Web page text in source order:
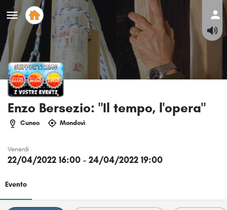
Enzo Bersezio: "Il tempo, l'opera"
Cuneo Mondovì
Venerdi
22/04/2022 16:00 - 24/04/2022 19:00
Evento